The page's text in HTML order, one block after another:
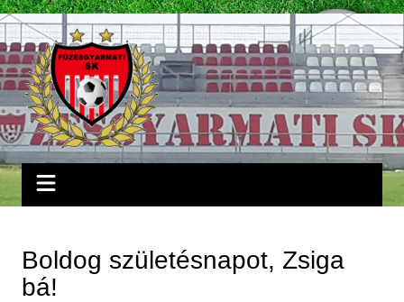
Skip
to
content
Boldog születésnapot, Zsiga
bá!